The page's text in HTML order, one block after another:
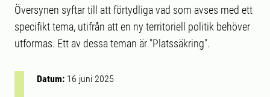
Översynen syftar till att förtydliga vad som avses med ett
specifikt tema, utifrån att en ny territoriell politik behöver
utformas. Ett av dessa teman är "Platssäkring".
Datum: 16 juni 2025